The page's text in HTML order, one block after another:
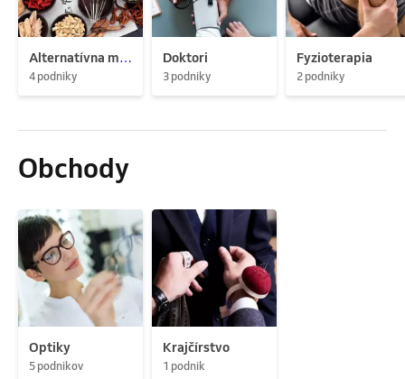
Alternatívna medicína
4 podniky
Doktori
3 podniky
Fyzioterapia
2 podniky
Obchody
Optiky
5 podnikov
Krajčírstvo
1 podnik